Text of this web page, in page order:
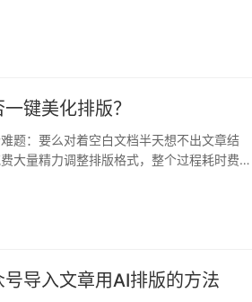
键美化排版？
题：要么对着空白文档半天想不出文章结
大量精力调整排版格式，整个过程耗时费
导入文章用AI排版的方法